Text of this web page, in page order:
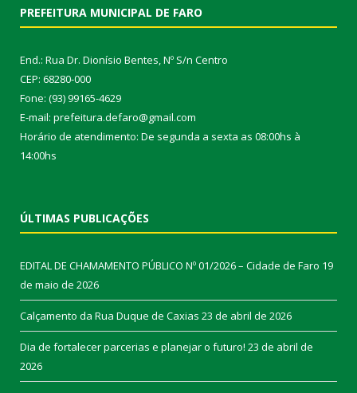
PREFEITURA MUNICIPAL DE FARO
End.: Rua Dr. Dionísio Bentes, Nº S/n Centro
CEP: 68280-000
Fone: (93) 99165-4629
E-mail: prefeitura.defaro@gmail.com
Horário de atendimento: De segunda a sexta as 08:00hs à
14:00hs
ÚLTIMAS PUBLICAÇÕES
EDITAL DE CHAMAMENTO PÚBLICO Nº 01/2026 – Cidade de Faro 19
de maio de 2026
Calçamento da Rua Duque de Caxias 23 de abril de 2026
Dia de fortalecer parcerias e planejar o futuro! 23 de abril de
2026